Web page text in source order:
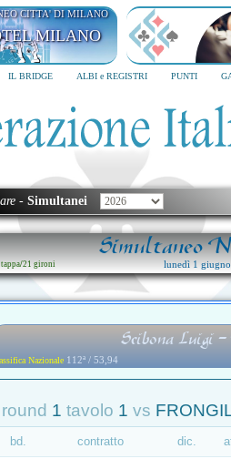
CITTA' DI MILANO
MILANO
IL BRIDGE ALBI e REGISTRI PUNTI
- Simultanei
Simultaneo
tappa/21 gironi lunedì 1
Scibona Luigi -
Nazionale 112ª / 53,94
round 1 tavolo 1 vs
bd. contratto dic.